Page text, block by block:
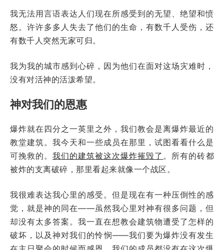
我无法用言语表达人们现在所感受到的无望、绝望和愤
怒。许许多多人失去了他们的生命，有数千人受伤，还
有数千人突然无家可归。
我为我的城市感到心碎，因为他们在面对这场灾难时，
没有对活神的活泼希望。
神对我们的恩惠
爆炸就在四分之一英里之外，我们教会是离爆炸最近的
教堂建筑。我今天和一些成员在那里，试图看看什么是
可挽救的。我们的建筑被这次爆炸摧毁了 。所有的砖都
被炸的支离破碎，那里看起来就像一个战区。
我很难表达我心里的感受。但是现在有一种压倒性的感
觉，就是神的同在——虽然我心里对神有很多问题，但
却没有太多答案。我一直在想教会建筑物遭受了怎样的
破坏，以及神对我们的怜悯——我们要为爆炸没有发生